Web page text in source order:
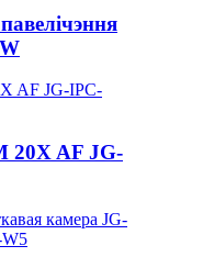
20X AF JG-